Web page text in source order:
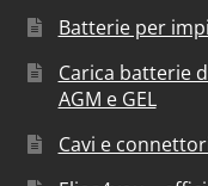
Batterie per
Carica batterie
AGM e GEL
Cavi e